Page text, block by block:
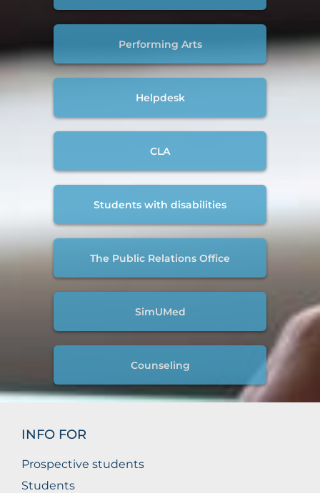
Performing Arts
Helpdesk
CLA
Students with disabilities
The Public Relations Office
SimUMed
Counseling
INFO FOR
Prospective students
Students